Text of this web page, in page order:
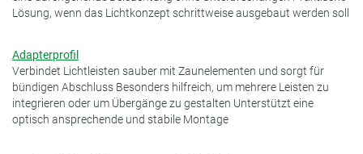
Lösung, wenn das Lichtkonzept schrittweise ausgebaut werden soll
Adapterprofil
Verbindet Lichtleisten sauber mit Zaunelementen und sorgt für
bündigen Abschluss Besonders hilfreich, um mehrere Leisten zu
integrieren oder um Übergänge zu gestalten Unterstützt eine
optisch ansprechende und stabile Montage